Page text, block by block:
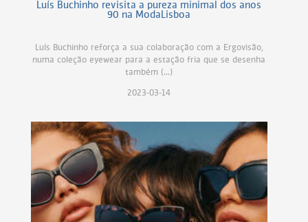
Luís Buchinho revisita a pureza minimal dos anos
90 na ModaLisboa
Luís Buchinho reforça a sua colaboração com a Ergovisão,
numa coleção eyewear para a estação fria que se desenha
também (...)
2023-03-14